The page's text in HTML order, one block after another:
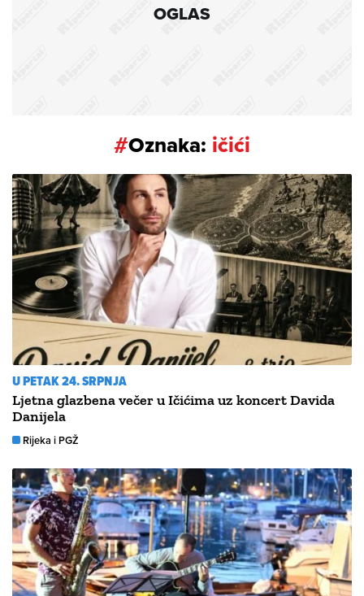
OGLAS
#Oznaka: ičići
U PETAK 24. SRPNJA
Ljetna glazbena večer u Ičićima uz koncert Davida
Danijela
Rijeka i PGŽ